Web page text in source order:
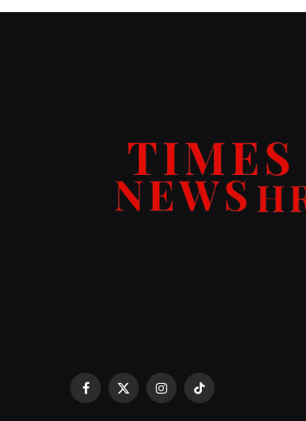
Facebook
X
Instagram
TikTok